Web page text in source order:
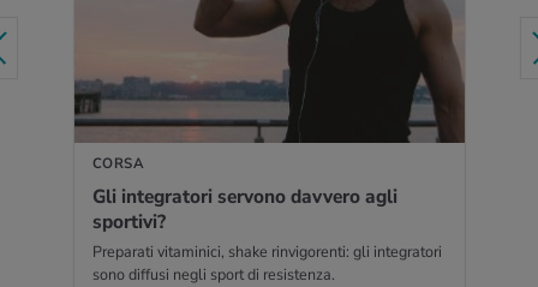
CORSA
Gli in­te­gra­to­ri ser­vo­no dav­ve­ro agli
spor­ti­vi?
Preparati vitaminici, shake rinvigorenti: gli integratori
sono diffusi negli sport di resistenza.
PER SAPERNE DI PIÙ